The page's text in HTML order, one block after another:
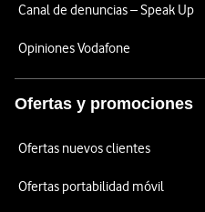
Canal de denuncias – Speak Up
Opiniones Vodafone
Ofertas y promociones
Ofertas nuevos clientes
Ofertas portabilidad móvil